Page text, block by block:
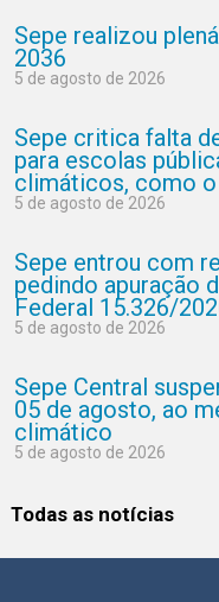
Sepe realizou
2036
5 de agosto de 2026
Sepe critica falta
para escolas
climáticos, como
5 de agosto de 2026
Sepe entrou com
pedindo apuração
Federal 15.326/
5 de agosto de 2026
Sepe Central
05 de agosto, ao
climático
5 de agosto de 2026
Todas as notícias